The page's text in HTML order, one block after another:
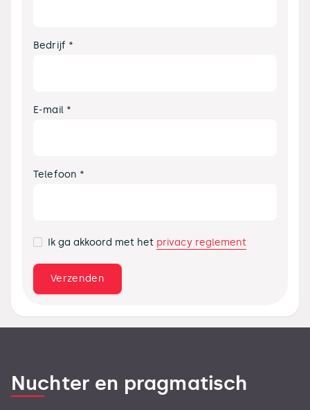
Bedrijf *
E-mail *
Telefoon *
Ik ga akkoord met het privacy reglement
Nuchter en pragmatisch